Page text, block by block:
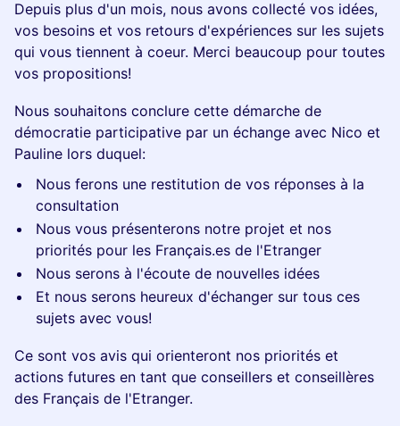
Depuis plus d'un mois, nous avons collecté vos idées,
vos besoins et vos retours d'expériences sur les sujets
qui vous tiennent à coeur. Merci beaucoup pour toutes
vos propositions!
Nous souhaitons conclure cette démarche de
démocratie participative par un échange avec Nico et
Pauline lors duquel:
Nous ferons une restitution de vos réponses à la
consultation
Nous vous présenterons notre projet et nos
priorités pour les Français.es de l'Etranger
Nous serons à l'écoute de nouvelles idées
Et nous serons heureux d'échanger sur tous ces
sujets avec vous!
Ce sont vos avis qui orienteront nos priorités et
actions futures en tant que conseillers et conseillères
des Français de l'Etranger.